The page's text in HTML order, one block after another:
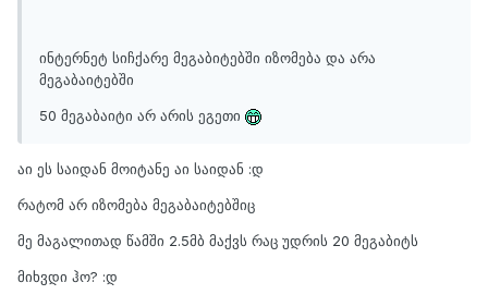
ინტერნეტ სიჩქარე მეგაბიტებში იზომება და არა
მეგაბაიტებში
50 მეგაბაიტი არ არის ეგეთი
აი ეს საიდან მოიტანე აი საიდან :დ
რატომ არ იზომება მეგაბაიტებშიც
მე მაგალითად წამში 2.5მბ მაქვს რაც უდრის 20 მეგაბიტს
მიხვდი ჰო? :დ